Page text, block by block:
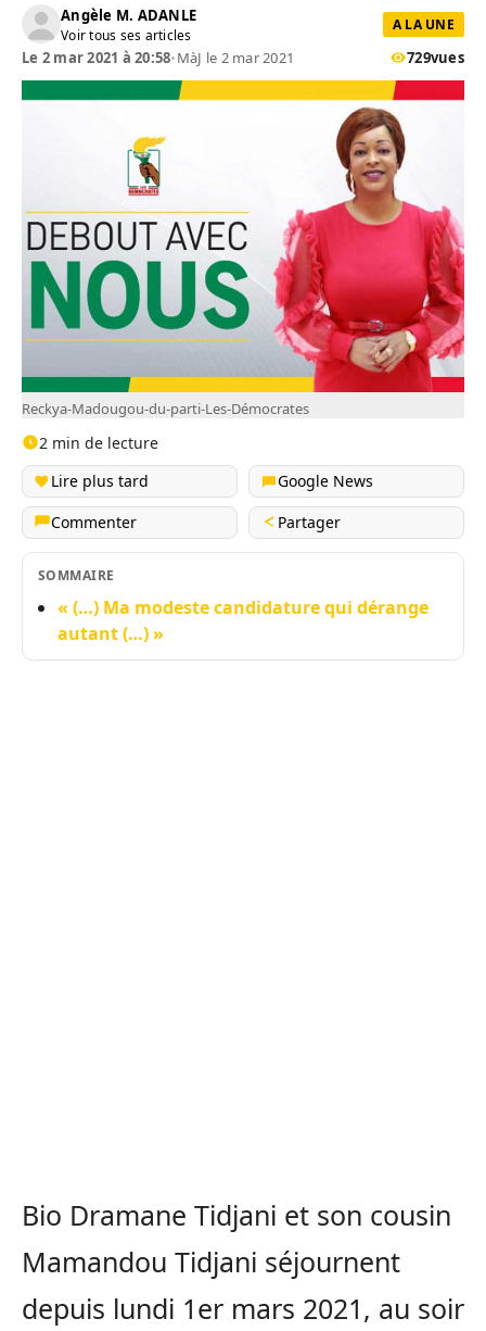
Angèle M. ADANLE
Voir tous ses articles
A LA UNE
Le 2 mar 2021 à 20:58•MàJ le 2 mar 2021 729vues
Reckya-Madougou-du-parti-Les-Démocrates
2 min de lecture
Lire plus tard
Google News
Commenter
Partager
SOMMAIRE
« (…) Ma modeste candidature qui dérange
autant (…) »
Bio Dramane Tidjani et son cousin
Mamandou Tidjani séjournent
depuis lundi 1er mars 2021, au soir